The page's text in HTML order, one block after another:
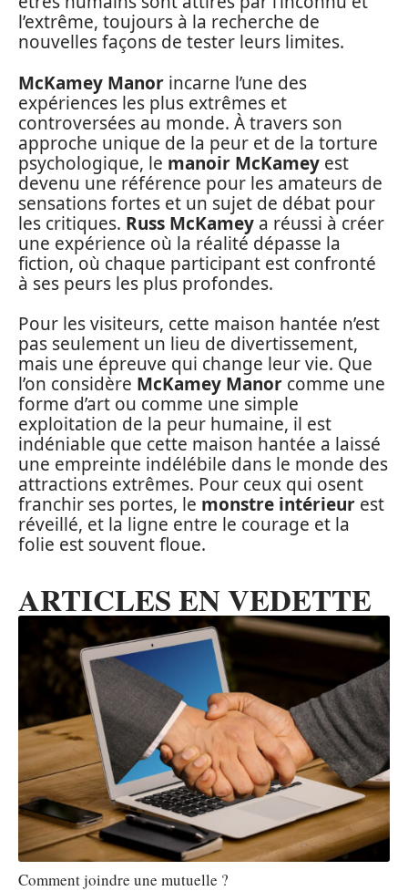
l’extrême, toujours à la recherche de
nouvelles façons de tester leurs limites.
McKamey Manor incarne l’une des
expériences les plus extrêmes et
controversées au monde. À travers son
approche unique de la peur et de la torture
psychologique, le manoir McKamey est
devenu une référence pour les amateurs de
sensations fortes et un sujet de débat pour
les critiques. Russ McKamey a réussi à créer
une expérience où la réalité dépasse la
fiction, où chaque participant est confronté
à ses peurs les plus profondes.
Pour les visiteurs, cette maison hantée n’est
pas seulement un lieu de divertissement,
mais une épreuve qui change leur vie. Que
l’on considère McKamey Manor comme une
forme d’art ou comme une simple
exploitation de la peur humaine, il est
indéniable que cette maison hantée a laissé
une empreinte indélébile dans le monde des
attractions extrêmes. Pour ceux qui osent
franchir ses portes, le monstre intérieur est
réveillé, et la ligne entre le courage et la
folie est souvent floue.
ARTICLES EN VEDETTE
Comment joindre une mutuelle ?